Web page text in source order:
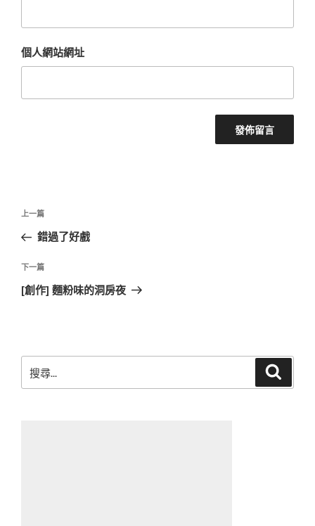
個人網站網址
文
導
覽
上
一
文
章
上一篇
錯過了好戲
下
一
下一篇
[創作] 麵粉味的洞房夜
尋